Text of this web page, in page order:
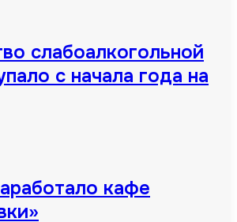
слабоалкогольной
с начала года на
кафе